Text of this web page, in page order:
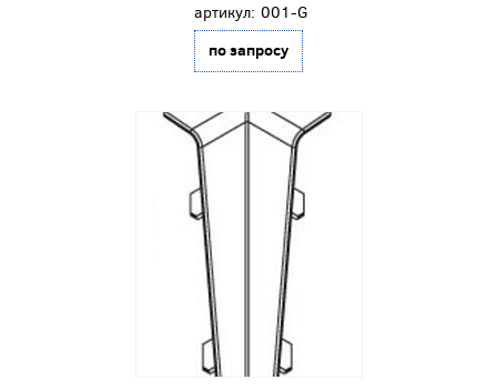
артикул: 001-G
по запросу